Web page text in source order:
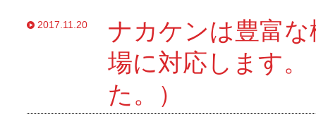
2017.11.20
ナカケンは豊富
場に対応します
た。）